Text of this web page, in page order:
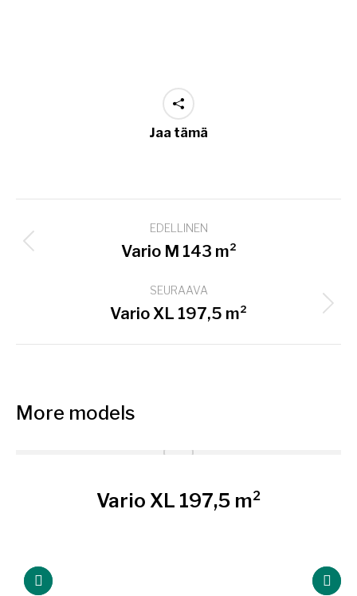
Jaa tämä
navigation
EDELLINEN
Previous
Vario M 143 m²
SEURAAVA
Next
Vario XL 197,5 m²
More models
Vario XL 197,5 m²